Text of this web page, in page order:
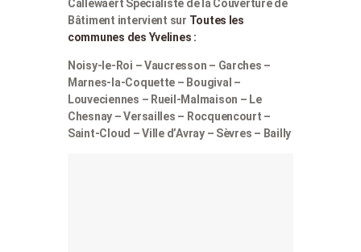
Callewaert Spécialiste de la Couverture de
Bâtiment intervient sur Toutes les
communes des Yvelines :
Noisy-le-Roi – Vaucresson – Garches –
Marnes-la-Coquette – Bougival –
Louveciennes – Rueil-Malmaison – Le
Chesnay – Versailles – Rocquencourt –
Saint-Cloud – Ville d’Avray – Sèvres – Bailly